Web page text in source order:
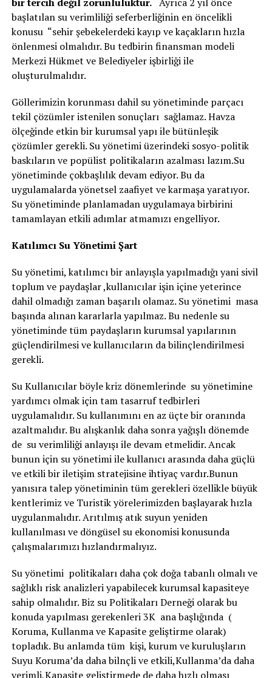
başlatılan su verimliliği seferberliğinin en öncelikli
konusu “sehir şebekelerdeki kayıp ve kaçakların hızla
önlenmesi olmalıdır. Bu tedbirin finansman modeli
Merkezi Hükmet ve Belediyeler işbirliği ile
oluşturulmalıdır.
Göllerimizin korunması dahil su yönetiminde parçacı
tekil çözümler istenilen sonuçları sağlamaz. Havza
ölçeğinde etkin bir kurumsal yapı ile bütünleşik
çözümler gerekli. Su yönetimi üzerindeki sosyo-politik
baskıların ve popülist politikaların azalması lazım.Su
yönetiminde çokbaşlılık devam ediyor. Bu da
uygulamalarda yönetsel zaafiyet ve karmaşa yaratıyor.
Su yönetiminde planlamadan uygulamaya birbirini
tamamlayan etkili adımlar atmamızı engelliyor.
Katılımcı Su Yönetimi Şart
Su yönetimi, katılımcı bir anlayışla yapılmadığı yani sivil
toplum ve paydaşlar ,kullanıcılar işin içine yeterince
dahil olmadığı zaman başarılı olamaz. Su yönetimi masa
başında alınan kararlarla yapılmaz. Bu nedenle su
yönetiminde tüm paydaşların kurumsal yapılarının
güçlendirilmesi ve kullanıcıların da bilinçlendirilmesi
gerekli.
Su Kullanıcılar böyle kriz dönemlerinde su yönetimine
yardımcı olmak için tam tasarruf tedbirleri
uygulamalıdır. Su kullanımını en az üçte bir oranında
azaltmalıdır. Bu alışkanlık daha sonra yağışlı dönemde
de su verimliliği anlayışı ile devam etmelidir. Ancak
bunun için su yönetimi ile kullanıcı arasında daha güçlü
ve etkili bir iletişim stratejisine ihtiyaç vardır.Bunun
yanısıra talep yönetiminin tüm gerekleri özellikle büyük
kentlerimiz ve Turistik yörelerimizden başlayarak hızla
uygulanmalıdır. Arıtılmış atık suyun yeniden
kullanılması ve döngüsel su ekonomisi konusunda
çalışmalarımızı hızlandırmalıyız.
Su yönetimi politikaları daha çok doğa tabanlı olmalı ve
sağlıklı risk analizleri yapabilecek kurumsal kapasiteye
sahip olmalıdır. Biz su Politikaları Derneği olarak bu
konuda yapılması gerekenleri 3K ana başlığında (
Koruma, Kullanma ve Kapasite geliştirme olarak)
topladık. Bu anlamda tüm kişi, kurum ve kuruluşların
Suyu Koruma’da daha bilnçli ve etkili,Kullanma’da daha
verimli,Kapasite geliştirmede de daha hızlı olması